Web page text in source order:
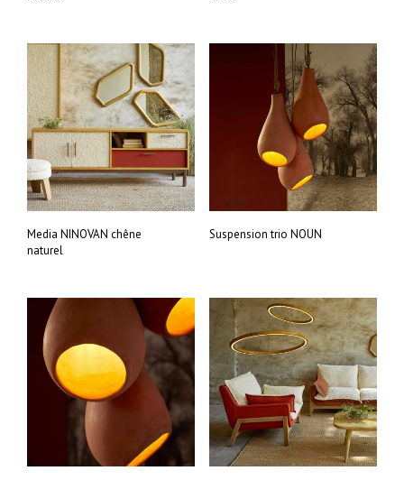
Media NINOVAN chêne
naturel
Suspension trio NOUN